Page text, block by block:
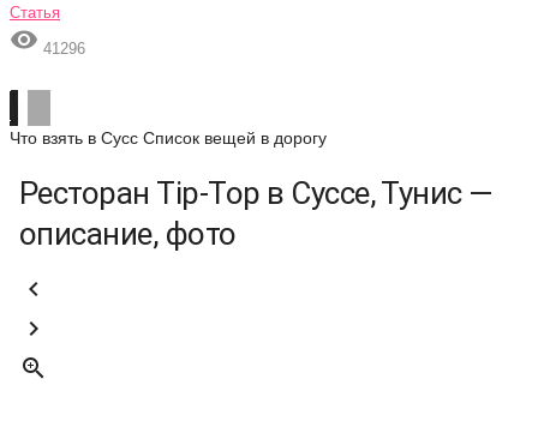
Статья
 41296
Что взять в Сусс Список вещей в дорогу
Ресторан Tip-Top в Суссе, Тунис —
описание, фото


